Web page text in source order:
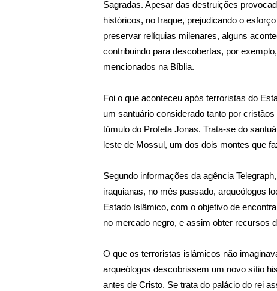
Sagradas. Apesar das destruições
históricos, no Iraque, prejudicando o
preservar relíquias milenares, alguns
contribuindo para descobertas, por
mencionados na Bíblia.
Foi o que aconteceu após terroristas do
um santuário considerado tanto por
túmulo do Profeta Jonas. Trata-se do
leste de Mossul, um dos dois montes que
Segundo informações da agência Telegraph
iraquianas, no mês passado, arqueólogos
Estado Islâmico, com o objetivo de
no mercado negro, e assim obter recursos
O que os terroristas islâmicos não
arqueólogos descobrissem um novo sítio
antes de Cristo. Se trata do palácio do rei